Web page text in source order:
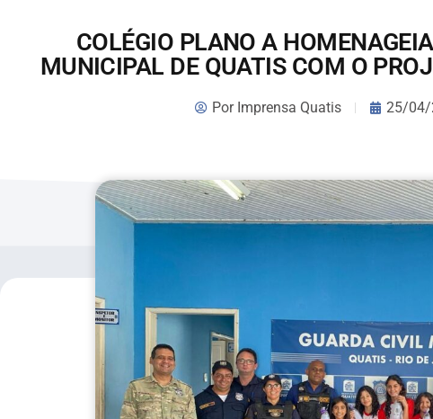
COLÉGIO PLANO A
MUNICIPAL DE QUATIS COM O
PorImprensa Quatis 25/04/